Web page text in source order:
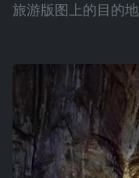
旅游版图上的目的地